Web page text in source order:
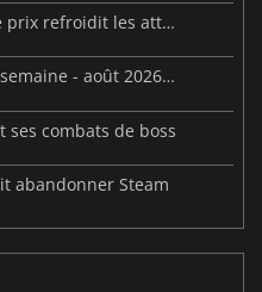
Steam Frame : une fuite sur le prix refroidit les attentes VR
Sorties de jeux vidéo de cette semaine - août 2026 (semaine 32)
ses combats de boss
abandonner Steam